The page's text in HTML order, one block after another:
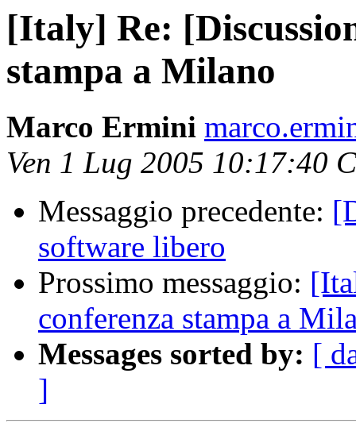
[Italy] Re:
stampa a Milano
Marco Ermini
Ven 1 Lug 2005 10:17:40
Messaggio precedente:
software libero
Prossimo messaggio:
conferenza stampa a
Messages sorted by: [
]